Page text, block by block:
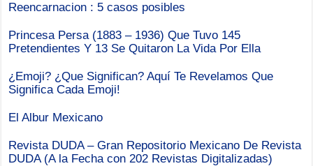
Reencarnacion : 5 casos posibles
Princesa Persa (1883 – 1936) Que Tuvo 145
Pretendientes Y 13 Se Quitaron La Vida Por Ella
¿Emoji? ¿Que Significan? Aquí Te Revelamos Que
Significa Cada Emoji!
El Albur Mexicano
Revista DUDA – Gran Repositorio Mexicano De Revista
DUDA (A la Fecha con 202 Revistas Digitalizadas)